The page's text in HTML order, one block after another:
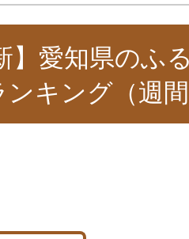
】愛知県のふ
ンキング（週